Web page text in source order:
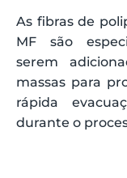
As fibras de
MF são
serem
massas para
rápida
durante o